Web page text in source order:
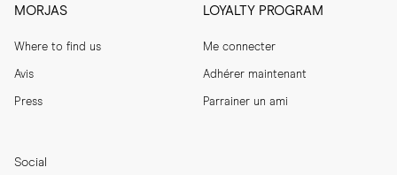
MORJAS
Where to find us
Avis
Press
LOYALTY PROGRAM
Me connecter
Adhérer maintenant
Parrainer un ami
Social